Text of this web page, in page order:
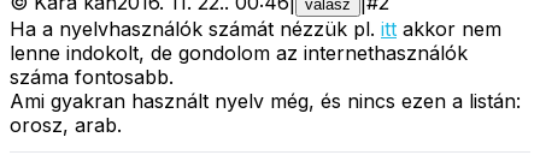
válasz
Ha a nyelvhasználók számát nézzük pl. itt akkor nem
lenne indokolt, de gondolom az internethasználók
száma fontosabb.
Ami gyakran használt nyelv még, és nincs ezen a listán:
orosz, arab.